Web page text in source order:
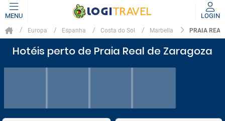
MENU LOGIN
Europa Espanha Costa do Sol Marbella PRAIA REAL
Hotéis perto de Praia Real de Zaragoza